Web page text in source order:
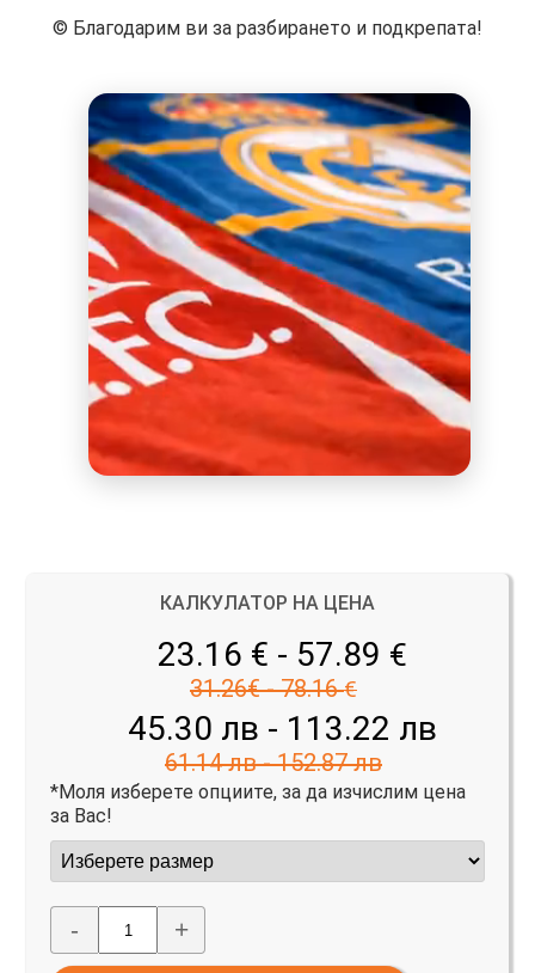
©️ Благодарим ви за разбирането и подкрепата!
КАЛКУЛАТОР НА ЦЕНА
23.16 € - 57.89 €
31.26€ - 78.16 €
45.30 лв - 113.22 лв
61.14 лв - 152.87 лв
*Моля изберете опциите, за да изчислим цена
за Вас!
- +